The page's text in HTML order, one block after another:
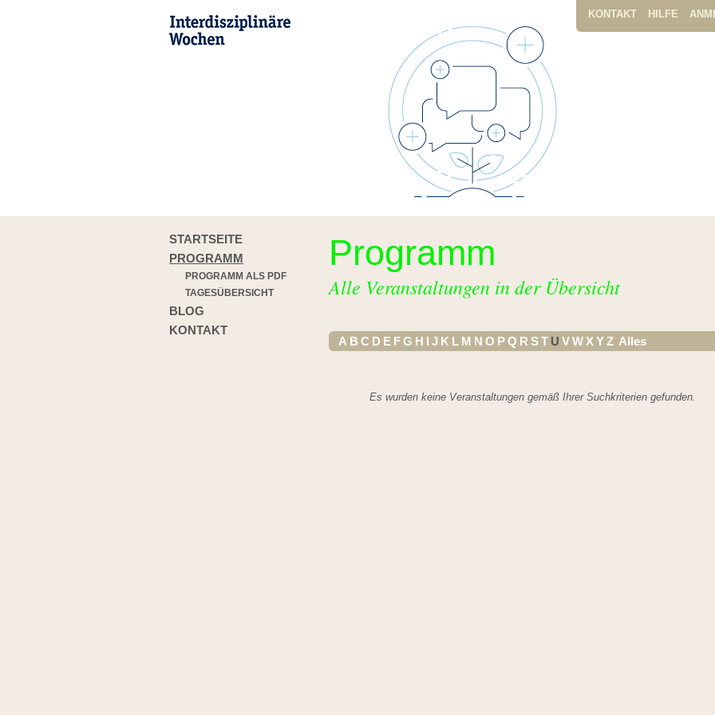
KONTAKT HILFE
STARTSEITE
PROGRAMM
PROGRAMM ALS PDF
TAGESÜBERSICHT
BLOG
KONTAKT
Programm
Alle Veranstaltungen in der Übersicht
A B C D E FG H I J K L M N O PQ R ST U VWXYZ Alles
Es wurden keine Veranstaltungen gemäß Ihrer Suchkriterien gefunden.